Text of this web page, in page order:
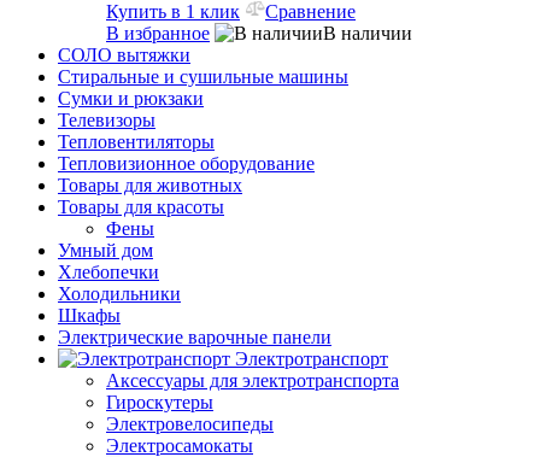
Купить в 1 клик
Сравнение
В избранное
В наличии
СОЛО вытяжки
Стиральные и сушильные машины
Сумки и рюкзаки
Телевизоры
Тепловентиляторы
Тепловизионное оборудование
Товары для животных
Товары для красоты
Фены
Умный дом
Хлебопечки
Холодильники
Шкафы
Электрические варочные панели
Электротранспорт
Аксессуары для электротранспорта
Гироскутеры
Электровелосипеды
Электросамокаты